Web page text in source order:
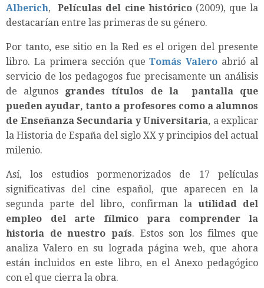
Alberich,Películas del cine histórico(2009), que la
destacarían entre las primeras de su género.
Por tanto, ese sitio en la Red es el origen del presente
libro. La primera sección queTomás Valero abrió al
servicio de los pedagogos fue precisamente un análisis
de algunos grandes títulos de la pantalla que
pueden ayudar, tanto a profesores como a alumnos
de Enseñanza Secundaria y Universitaria, a explicar
la Historia de España del siglo XX y principios del actual
milenio.
Así, los estudios pormenorizados de 17 películas
significativas del cine español, que aparecen en la
segunda parte del libro, confirman la utilidad del
empleo del arte fílmico para comprender la
historia de nuestro país. Estos son los filmes que
analiza Valero en su lograda página web, que ahora
están incluidos en este libro, en el Anexo pedagógico
con el que cierra la obra.